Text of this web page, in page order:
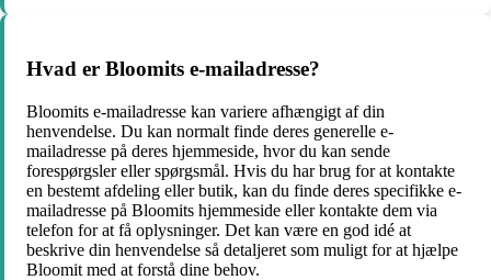
Hvad er Bloomits e-mailadresse?
Bloomits e-mailadresse kan variere afhængigt af din
henvendelse. Du kan normalt finde deres generelle e-
mailadresse på deres hjemmeside, hvor du kan sende
forespørgsler eller spørgsmål. Hvis du har brug for at kontakte
en bestemt afdeling eller butik, kan du finde deres specifikke e-
mailadresse på Bloomits hjemmeside eller kontakte dem via
telefon for at få oplysninger. Det kan være en god idé at
beskrive din henvendelse så detaljeret som muligt for at hjælpe
Bloomit med at forstå dine behov.